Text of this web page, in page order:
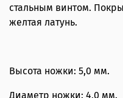
стальным винтом.
желтая латунь.
Высота ножки: 5,0 мм.
Диаметр ножки: 4,0 мм.